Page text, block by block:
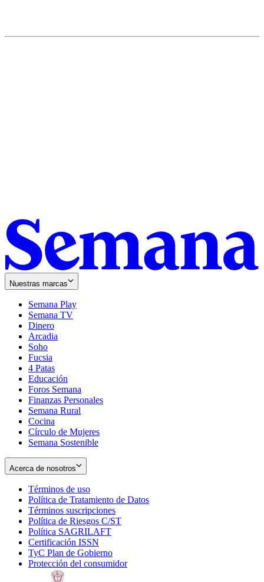
Nuestras marcas
Semana Play
Semana TV
Dinero
Arcadia
Soho
in
new
window
Fucsia
in
new
window
4 Patas
Educación
Foros Semana
Finanzas Personales
Semana Rural
Cocina
Círculo de Mujeres
Semana Sostenible
Acerca de nosotros
Términos de uso
in
new
window
Política de Tratamiento de Datos
Términos suscripciones
in
Política de Riesgos C/ST
Política SAGRILAFT
new
window
Certificación ISSN
in
new
TyC Plan de Gobierno
in
Protección del consumidorOpens